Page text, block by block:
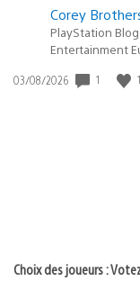
Corey
PlayStation
Entertainment
Date
03/08/2026 1
Choix des joueurs :